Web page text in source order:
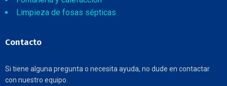
Limpieza de fosas sépticas
Contacto
Si tiene alguna pregunta o necesita ayuda, no dude en contactar
con nuestro equipo.